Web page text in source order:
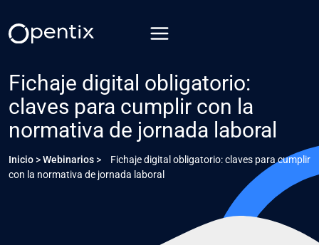
contenido
Fichaje digital obligatorio:
claves para cumplir con la
normativa de jornada laboral
Inicio >Webinarios >
Fichaje digital obligatorio: claves para cumplir
con la normativa de jornada laboral